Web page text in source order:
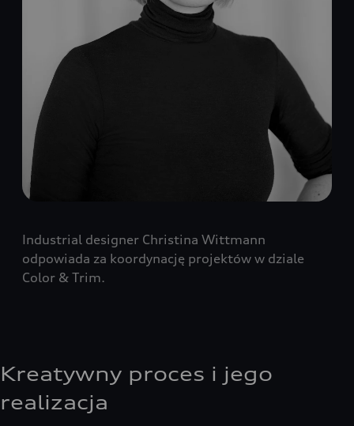
Industrial designer Christina Wittmann
odpowiada za koordynację projektów w dziale
Color & Trim.
Kreatywny proces i jego
realizacja